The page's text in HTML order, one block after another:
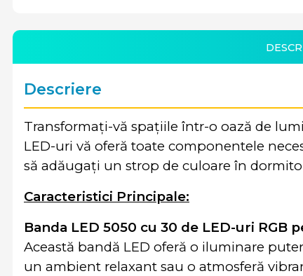
Descriere
Transformați-vă spațiile într-o oază de
LED-uri vă oferă toate componentele
să adăugați un strop de culoare în
Caracteristici Principale:
Banda LED 5050 cu 30 de LED-uri RGB
Această bandă LED oferă o iluminare
un ambient relaxant sau o atmosferă